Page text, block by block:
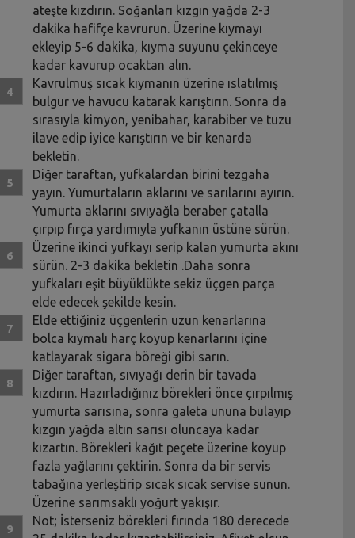
ateşte kızdırın. Soğanları kızgın yağda 2-3
dakika hafifçe kavrurun. Üzerine kıymayı
ekleyip 5-6 dakika, kıyma suyunu çekinceye
kadar kavurup ocaktan alın.
Kavrulmuş sıcak kıymanın üzerine ıslatılmış
bulgur ve havucu katarak karıştırın. Sonra da
sırasıyla kimyon, yenibahar, karabiber ve tuzu
ilave edip iyice karıştırın ve bir kenarda
bekletin.
Diğer taraftan, yufkalardan birini tezgaha
yayın. Yumurtaların aklarını ve sarılarını ayırın.
Yumurta aklarını sıvıyağla beraber çatalla
çırpıp fırça yardımıyla yufkanın üstüne sürün.
Üzerine ikinci yufkayı serip kalan yumurta akını
sürün. 2-3 dakika bekletin .Daha sonra
yufkaları eşit büyüklükte sekiz üçgen parça
elde edecek şekilde kesin.
Elde ettiğiniz üçgenlerin uzun kenarlarına
bolca kıymalı harç koyup kenarlarını içine
katlayarak sigara böreği gibi sarın.
Diğer taraftan, sıvıyağı derin bir tavada
kızdırın. Hazırladığınız börekleri önce çırpılmış
yumurta sarısına, sonra galeta ununa bulayıp
kızgın yağda altın sarısı oluncaya kadar
kızartın. Börekleri kağıt peçete üzerine koyup
fazla yağlarını çektirin. Sonra da bir servis
tabağına yerleştirip sıcak sıcak servise sunun.
Üzerine sarımsaklı yoğurt yakışır.
Not; İsterseniz börekleri fırında 180 derecede